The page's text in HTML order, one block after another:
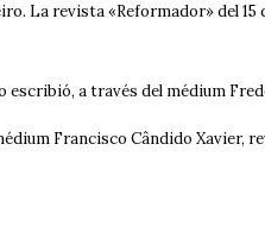
La revista «Reformador»
a través del médium
Francisco Cândido